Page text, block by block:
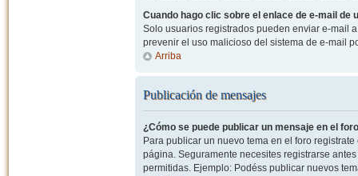
Cuando hago clic sobre el enlace de e-mail de
Solo usuarios registrados pueden enviar e-mail
prevenir el uso malicioso del sistema de e-mail
Arriba
Publicación de mensajes
¿Cómo se puede publicar un mensaje en el
Para publicar un nuevo tema en el foro
página. Seguramente necesites registrarse
permitidas. Ejemplo: Podéss publicar nuevos